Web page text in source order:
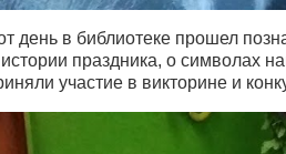
день в библиотеке прошел
праздника, о символах
участие в викторине и